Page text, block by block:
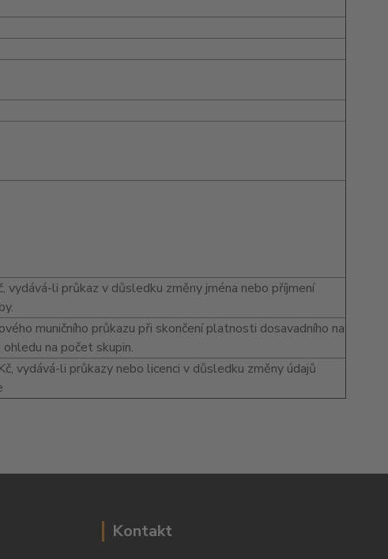
vydává-li průkaz v důsledku změny jména nebo příjmení
muničního průkazu při skončení platnosti dosavadního na
na počet skupin.
vydává-li průkazy nebo licenci v důsledku změny údajů
Kontakt